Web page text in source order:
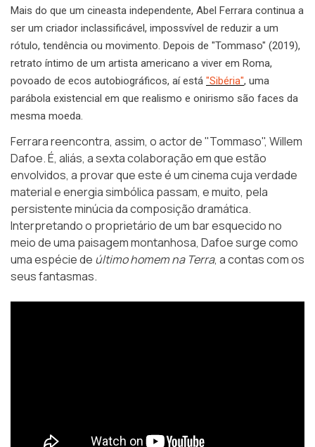
Mais do que um cineasta independente, Abel Ferrara continua a
ser um criador inclassificável, impossvível de reduzir a um
rótulo, tendência ou movimento. Depois de "Tommaso" (2019),
retrato íntimo de um artista americano a viver em Roma,
povoado de ecos autobiográficos, aí está "Sibéria", uma
parábola existencial em que realismo e onirismo são faces da
mesma moeda.
Ferrara reencontra, assim, o actor de "Tommaso", Willem
Dafoe. É, aliás, a sexta colaboração em que estão
envolvidos, a provar que este é um cinema cuja verdade
material e energia simbólica passam, e muito, pela
persistente minúcia da composição dramática.
Interpretando o proprietário de um bar esquecido no
meio de uma paisagem montanhosa, Dafoe surge como
uma espécie de último homem na Terra, a contas com os
seus fantasmas.